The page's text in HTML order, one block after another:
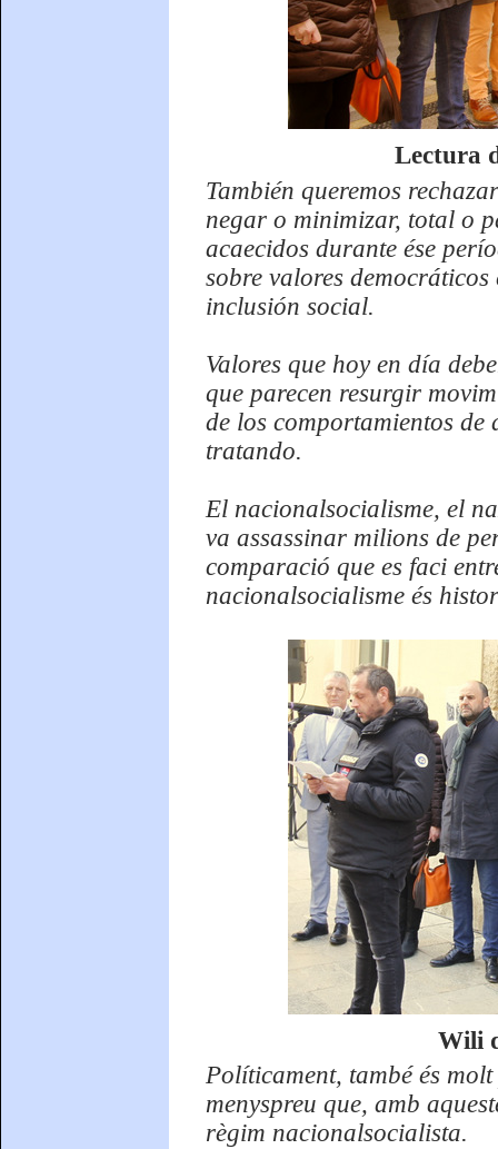
Lectura
También queremos
negar o minimizar, total o
acaecidos durante ése
sobre valores
inclusión social.
Valores que hoy en día
que parecen resurgir
de los comportamientos de
tratando.
El nacionalsocialisme, el
va assassinar milions de
comparació que es faci
nacionalsocialisme és
Wili
Políticament, també és
menyspreu que, amb
règim nacionalsocialista.